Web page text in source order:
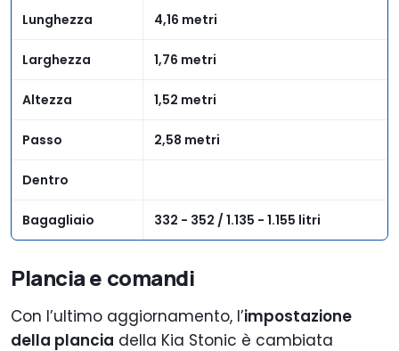
Lunghezza 4,16 metri
Larghezza 1,76 metri
Altezza 1,52 metri
Passo 2,58 metri
Dentro
Bagagliaio 332 - 352 / 1.135 - 1.155 litri
Plancia e comandi
Con l’ultimo aggiornamento, l’impostazione
della plancia della Kia Stonic è cambiata